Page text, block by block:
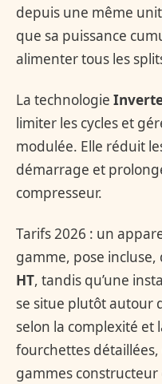
depuis une même
que sa puissance
alimenter tous les
La technologie
limiter les cycles et
modulée. Elle réduit
démarrage et
compresseur.
Tarifs 2026 : un
gamme, pose
HT, tandis qu’une
se situe plutôt autour
selon la complexité et
fourchettes détaillées,
gammes